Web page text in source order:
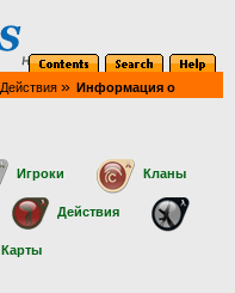
Действия » Информация о
Игроки Кланы
Действия
Карты